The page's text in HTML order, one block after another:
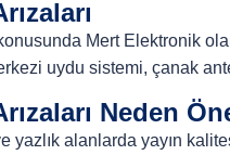
Mert Elektronik
uydu sistemi, çanak
Neden
yazlık alanlarda yayın